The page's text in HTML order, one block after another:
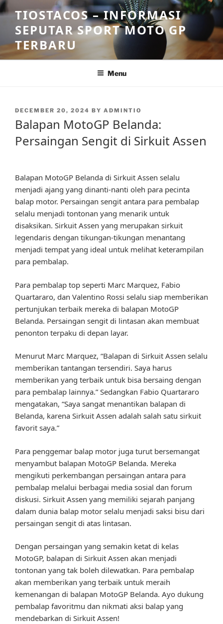
Skip
to
content
TIOSTACOS – INFORMASI
SEPUTAR SPORT MOTO GP
TERBARU
Menu
POSTED
DECEMBER 20, 2024 BY ADMINTIO
Balapan MotoGP Belanda:
Persaingan Sengit di Sirkuit Assen
Balapan MotoGP Belanda di Sirkuit Assen selalu
menjadi ajang yang dinanti-nanti oleh para pecinta
balap motor. Persaingan sengit antara para pembalap
selalu menjadi tontonan yang menarik untuk
disaksikan. Sirkuit Assen yang merupakan sirkuit
legendaris dengan tikungan-tikungan menantang
menjadi tempat yang ideal untuk melihat keterampilan
para pembalap.
Para pembalap top seperti Marc Marquez, Fabio
Quartararo, dan Valentino Rossi selalu siap memberikan
pertunjukan terbaik mereka di balapan MotoGP
Belanda. Persaingan sengit di lintasan akan membuat
penonton terpaku di depan layar.
Menurut Marc Marquez, “Balapan di Sirkuit Assen selalu
memberikan tantangan tersendiri. Saya harus
memberikan yang terbaik untuk bisa bersaing dengan
para pembalap lainnya.” Sedangkan Fabio Quartararo
mengatakan, “Saya sangat menantikan balapan di
Belanda, karena Sirkuit Assen adalah salah satu sirkuit
favorit saya.”
Para penggemar balap motor juga turut bersemangat
menyambut balapan MotoGP Belanda. Mereka
mengikuti perkembangan persaingan antara para
pembalap melalui berbagai media sosial dan forum
diskusi. Sirkuit Assen yang memiliki sejarah panjang
dalam dunia balap motor selalu menjadi saksi bisu dari
persaingan sengit di atas lintasan.
Dengan persaingan yang semakin ketat di kelas
MotoGP, balapan di Sirkuit Assen akan menjadi
tontonan yang tak boleh dilewatkan. Para pembalap
akan memberikan yang terbaik untuk meraih
kemenangan di balapan MotoGP Belanda. Ayo dukung
pembalap favoritmu dan nikmati aksi balap yang
mendebarkan di Sirkuit Assen!